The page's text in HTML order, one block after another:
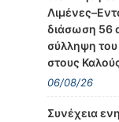
διάσωση 56
σύλληψη του
στους
06/08/26
Συνέχεια